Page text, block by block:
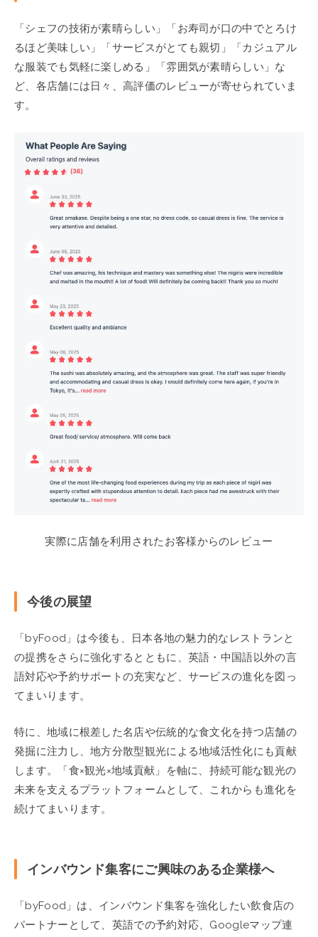
「シェフの技術が素晴らしい」「お寿司が口の中でとろけ
るほど美味しい」「サービスがとても親切」「カジュアル
な服装でも気軽に楽しめる」「雰囲気が素晴らしい」な
ど、各店舗には日々、高評価のレビューが寄せられていま
す。
実際に店舗を利用されたお客様からのレビュー
今後の展望
「byFood」は今後も、日本各地の魅力的なレストランと
の提携をさらに強化するとともに、英語・中国語以外の言
語対応や予約サポートの充実など、サービスの進化を図っ
てまいります。
特に、地域に根差した名店や伝統的な食文化を持つ店舗の
発掘に注力し、地方分散型観光による地域活性化にも貢献
します。「食×観光×地域貢献」を軸に、持続可能な観光の
未来を支えるプラットフォームとして、これからも進化を
続けてまいります。
インバウンド集客にご興味のある企業様へ
「byFood」は、インバウンド集客を強化したい飲食店の
パートナーとして、英語での予約対応、Googleマップ連